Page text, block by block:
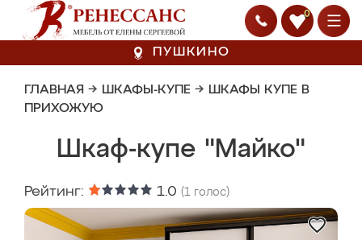
0
ПУШКИНО
ГЛАВНАЯ → ШКАФЫ-КУПЕ → ШКАФЫ КУПЕ В
ПРИХОЖУЮ
Шкаф-купе "Майко"
Рейтинг: 1.0 (1 голос)